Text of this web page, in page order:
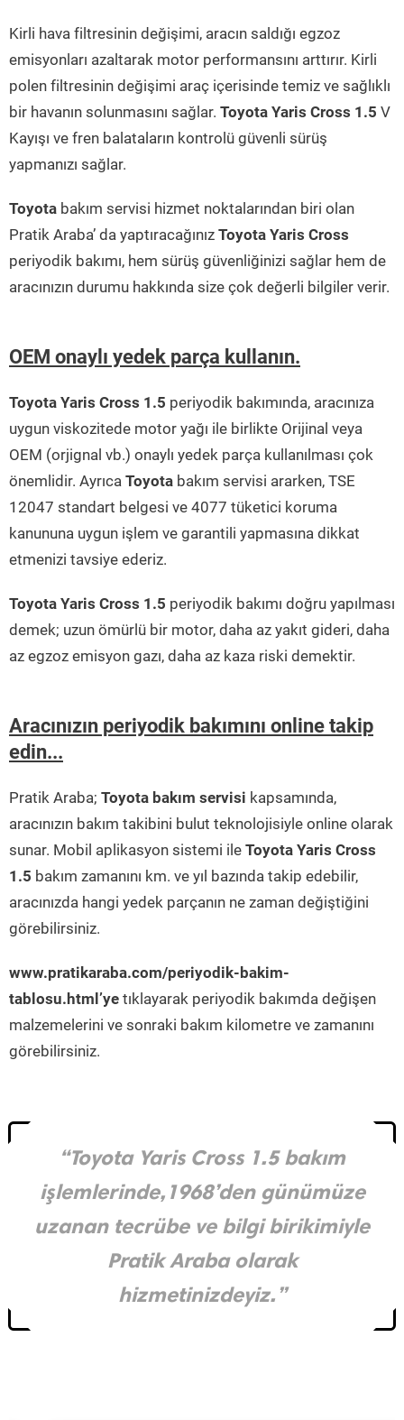
Kirli hava filtresinin değişimi, aracın saldığı egzoz
emisyonları azaltarak motor performansını arttırır. Kirli
polen filtresinin değişimi araç içerisinde temiz ve sağlıklı
bir havanın solunmasını sağlar. Toyota Yaris Cross 1.5 V
Kayışı ve fren balataların kontrolü güvenli sürüş
yapmanızı sağlar.
Toyota bakım servisi hizmet noktalarından biri olan
Pratik Araba’ da yaptıracağınız Toyota Yaris Cross
periyodik bakımı, hem sürüş güvenliğinizi sağlar hem de
aracınızın durumu hakkında size çok değerli bilgiler verir.
OEM onaylı yedek parça kullanın.
Toyota Yaris Cross 1.5 periyodik bakımında, aracınıza
uygun viskozitede motor yağı ile birlikte Orijinal veya
OEM (orjignal vb.) onaylı yedek parça kullanılması çok
önemlidir. Ayrıca Toyota bakım servisi ararken, TSE
12047 standart belgesi ve 4077 tüketici koruma
kanununa uygun işlem ve garantili yapmasına dikkat
etmenizi tavsiye ederiz.
Toyota Yaris Cross 1.5 periyodik bakımı doğru yapılması
demek; uzun ömürlü bir motor, daha az yakıt gideri, daha
az egzoz emisyon gazı, daha az kaza riski demektir.
Aracınızın periyodik bakımını online takip
edin...
Pratik Araba; Toyota bakım servisi kapsamında,
aracınızın bakım takibini bulut teknolojisiyle online olarak
sunar. Mobil aplikasyon sistemi ile Toyota Yaris Cross
1.5 bakım zamanını km. ve yıl bazında takip edebilir,
aracınızda hangi yedek parçanın ne zaman değiştiğini
görebilirsiniz.
www.pratikaraba.com/periyodik-bakim-
tablosu.html’ye tıklayarak periyodik bakımda değişen
malzemelerini ve sonraki bakım kilometre ve zamanını
görebilirsiniz.
“Toyota Yaris Cross 1.5 bakım
işlemlerinde,1968’den günümüze
uzanan tecrübe ve bilgi birikimiyle
Pratik Araba olarak
hizmetinizdeyiz.”